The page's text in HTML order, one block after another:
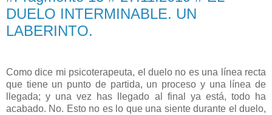
DUELO INTERMINABLE. UN
LABERINTO.
Como dice mi psicoterapeuta, el duelo no es una línea recta
que tiene un punto de partida, un proceso y una línea de
llegada; y una vez has llegado al final ya está, todo ha
acabado. No. Esto no es lo que una siente durante el duelo,